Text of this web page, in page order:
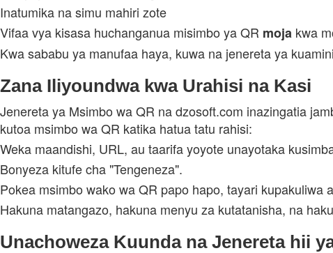
Inatumika na simu mahiri zote
Vifaa vya kisasa huchanganua misimbo ya QR moja kwa
Kwa sababu ya manufaa haya, kuwa na jenereta ya
Zana Iliyoundwa kwa Urahisi na Kasi
Jenereta ya Msimbo wa QR na dzosoft.com inazingatia
kutoa msimbo wa QR katika hatua tatu rahisi:
Weka maandishi, URL, au taarifa yoyote unayotaka
Bonyeza kitufe cha "Tengeneza".
Pokea msimbo wako wa QR papo hapo, tayari kupakuliwa
Hakuna matangazo, hakuna menyu za kutatanisha, na
Unachoweza Kuunda na Jenereta hii